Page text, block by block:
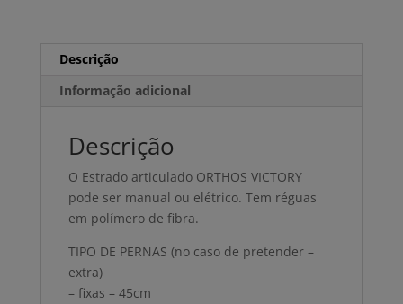
Descrição
Informação adicional
Descrição
O Estrado articulado ORTHOS VICTORY
pode ser manual ou elétrico. Tem réguas
em polímero de fibra.
TIPO DE PERNAS (no caso de pretender –
extra)
– fixas – 45cm